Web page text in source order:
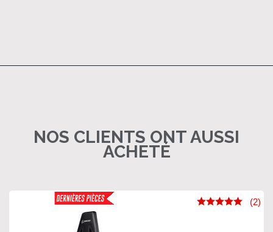
NOS CLIENTS ONT AUSSI
ACHETÉ
(2)